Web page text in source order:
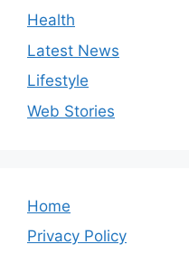
Health
Latest News
Lifestyle
Web Stories
Home
Privacy Policy